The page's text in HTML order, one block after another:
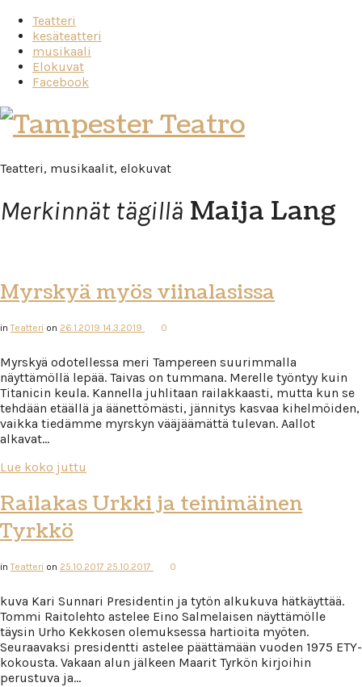
Teatteri
kesäteatteri
musikaali
Elokuvat
Facebook
Tampester
Teatro
Teatteri, musikaalit, elokuvat
Merkinnät tägillä Maija Lang
Myrskyä myös viinalasissa
inTeatteri on 26.1.2019 14.3.2019 0
Myrskyä odotellessa meri Tampereen suurimmalla
näyttämöllä lepää. Taivas on tummana. Merelle työntyy kuin
Titanicin keula. Kannella juhlitaan railakkaasti, mutta kun se
tehdään etäällä ja äänettömästi, jännitys kasvaa kihelmöiden,
vaikka tiedämme myrskyn vääjäämättä tulevan. Aallot
alkavat…
Lue koko juttu
Railakas Urkki ja teinimäinen
Tyrkkö
inTeatteri on 25.10.2017 25.10.2017 0
kuva Kari Sunnari Presidentin ja tytön alkukuva hätkäyttää.
Tommi Raitolehto astelee Eino Salmelaisen näyttämölle
täysin Urho Kekkosen olemuksessa hartioita myöten.
Seuraavaksi presidentti astelee päättämään vuoden 1975 ETY-
kokousta. Vakaan alun jälkeen Maarit Tyrkön kirjoihin
perustuva ja…